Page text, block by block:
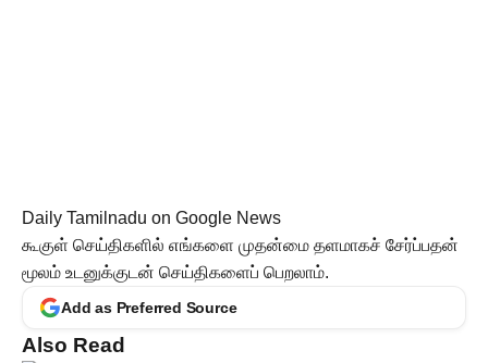
Daily Tamilnadu on Google News
கூகுள் செய்திகளில் எங்களை முதன்மை தளமாகச் சேர்ப்பதன்
மூலம் உடனுக்குடன் செய்திகளைப் பெறலாம்.
Add as Preferred Source
Also Read